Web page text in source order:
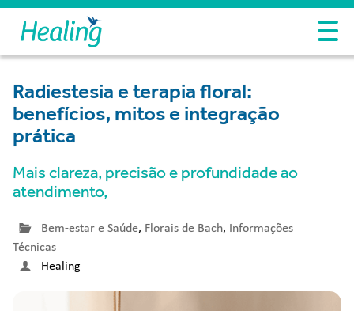
Radiestesia e terapia floral:
benefícios, mitos e integração
prática
Mais clareza, precisão e profundidade ao
atendimento,
Bem-estar e Saúde, Florais de Bach, Informações
Técnicas
Healing